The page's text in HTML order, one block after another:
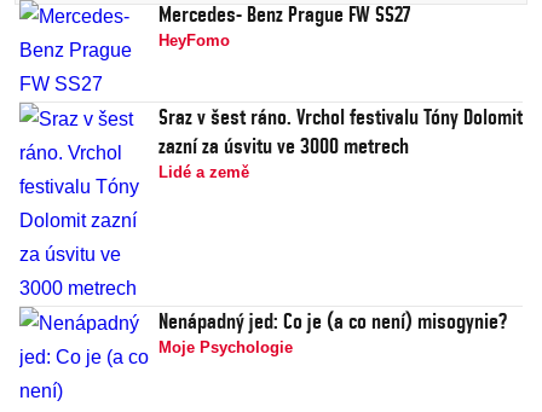
Mercedes- Benz Prague FW SS27
HeyFomo
Sraz v šest ráno. Vrchol festivalu Tóny Dolomit
zazní za úsvitu ve 3000 metrech
Lidé a země
Nenápadný jed: Co je (a co není) misogynie?
Moje Psychologie